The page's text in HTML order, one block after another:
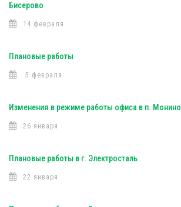
Бисерово
14 февраля
Плановые работы
5 февраля
Изменения в режиме работы офиса в п. Монино
26 января
Плановые работы в г. Электросталь
22 января